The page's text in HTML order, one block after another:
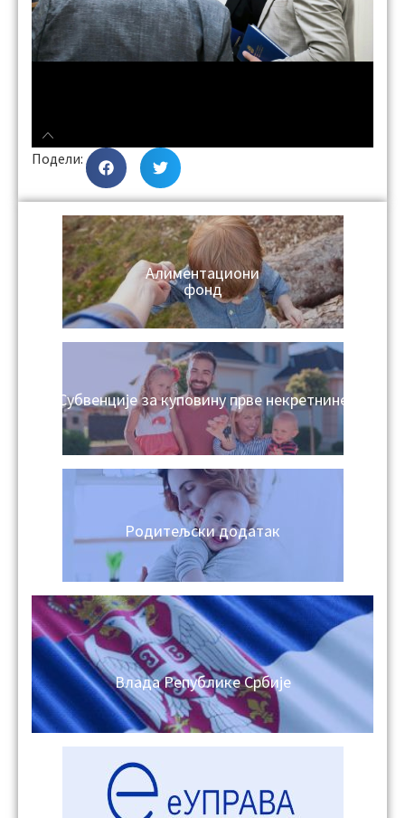
Подели:
Алиментациони
фонд
Субвенције за куповину прве некретнине
Родитељски додатак
Влада Републике Србије